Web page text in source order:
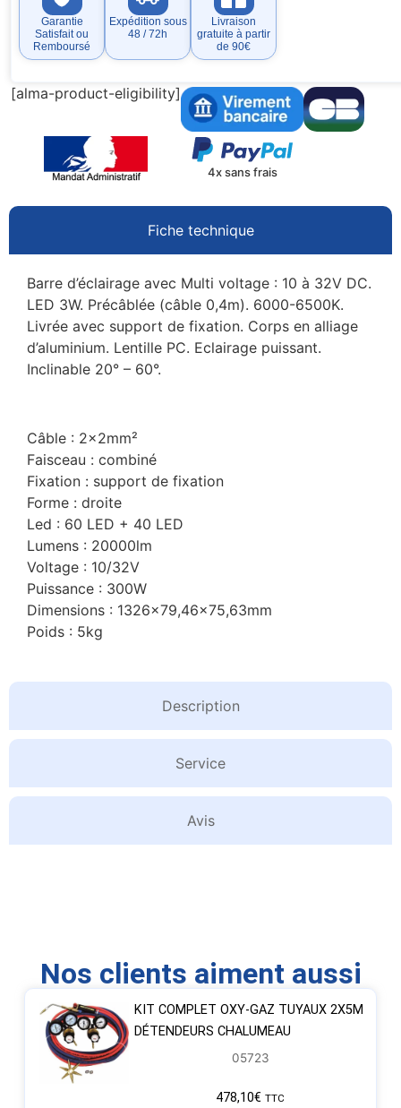
Garantie
Satisfait ou
Remboursé
Expédition sous
48 / 72h
Livraison
gratuite à partir
de 90€
[alma-product-eligibility]
4x sans frais
Fiche technique
Description
Service
Avis
Barre d’éclairage avec Multi voltage : 10 à 32V DC.
LED 3W. Précâblée (câble 0,4m). 6000-6500K.
Livrée avec support de fixation. Corps en alliage
d’aluminium. Lentille PC. Eclairage puissant.
Inclinable 20° – 60°.
Câble : 2x2mm²
Faisceau : combiné
Fixation : support de fixation
Forme : droite
Led : 60 LED + 40 LED
Lumens : 20000lm
Voltage : 10/32V
Puissance : 300W
Dimensions : 1326×79,46×75,63mm
Poids : 5kg
Nos clients aiment aussi
KIT COMPLET OXY-GAZ TUYAUX 2X5M
DÉTENDEURS CHALUMEAU
05723
478,10€ TTC